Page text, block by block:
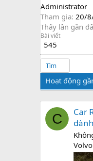
Administrator
Tham gia 20/
Thấy lần gần
Bài viết
545
Tìm
Hoạt động
C Car